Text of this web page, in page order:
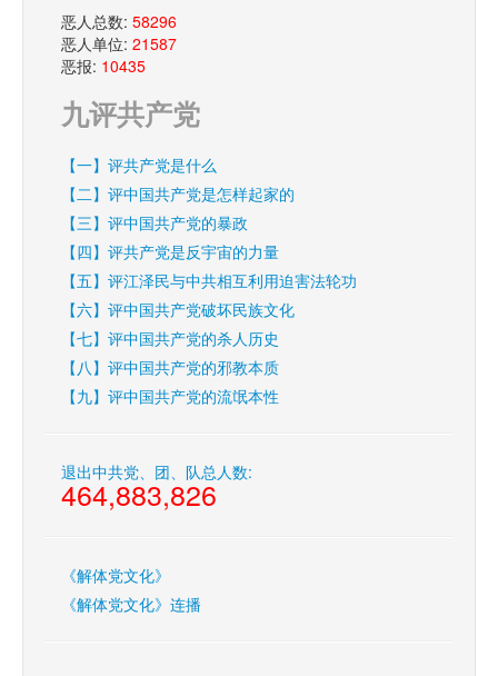
恶人总数: 58296
恶人单位: 21587
恶报: 10435
九评共产党
【一】评共产党是什么
【二】评中国共产党是怎样起家的
【三】评中国共产党的暴政
【四】评共产党是反宇宙的力量
【五】评江泽民与中共相互利用迫害法轮功
【六】评中国共产党破坏民族文化
【七】评中国共产党的杀人历史
【八】评中国共产党的邪教本质
【九】评中国共产党的流氓本性
退出中共党、团、队总人数:
464,883,826
《解体党文化》
《解体党文化》连播